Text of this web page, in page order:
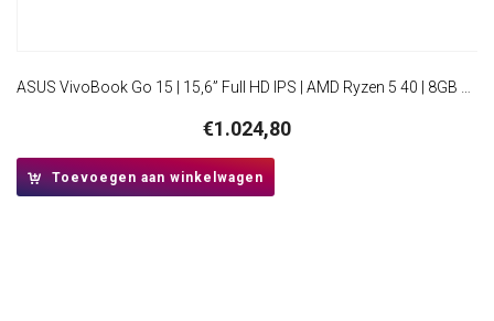
€1.024,80
Toevoegen aan winkelwagen